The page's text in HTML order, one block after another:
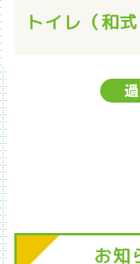
トイレ（
お知